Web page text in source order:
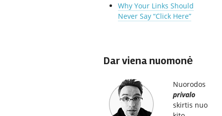
Why Your Links Should
Never Say “Click Here”
Dar viena nuomonė
Nuorodos
privalo
skirtis nuo